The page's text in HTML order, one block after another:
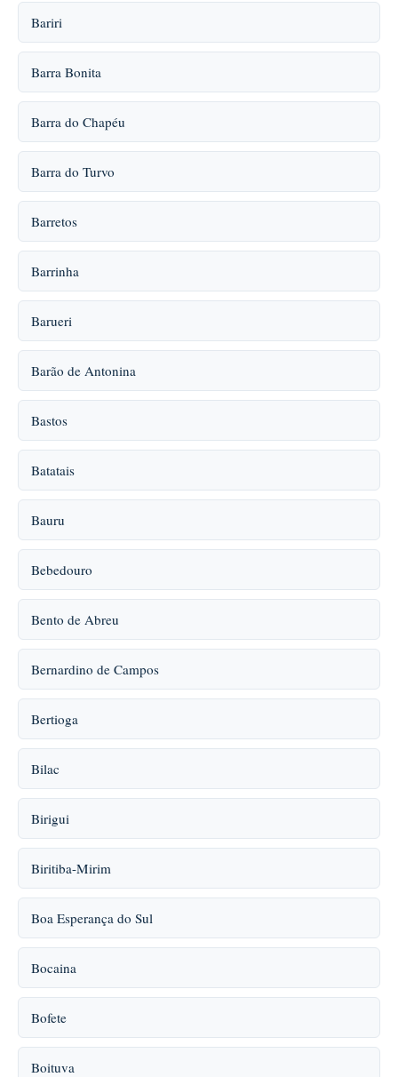
Bariri
Barra Bonita
Barra do Chapéu
Barra do Turvo
Barretos
Barrinha
Barueri
Barão de Antonina
Bastos
Batatais
Bauru
Bebedouro
Bento de Abreu
Bernardino de Campos
Bertioga
Bilac
Birigui
Biritiba-Mirim
Boa Esperança do Sul
Bocaina
Bofete
Boituva